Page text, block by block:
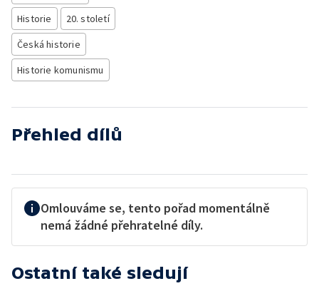
Historie
20. století
Česká historie
Historie komunismu
Přehled dílů
Omlouváme se, tento pořad momentálně
nemá žádné přehratelné díly.
Ostatní také sledují